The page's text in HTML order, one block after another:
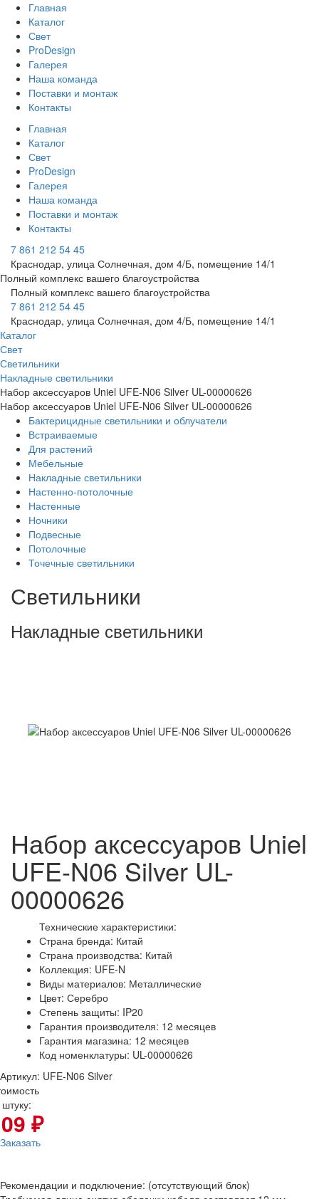
Главная
Каталог
Свет
ProDesign
Галерея
Наша команда
Поставки и монтаж
Контакты
Главная
Каталог
Свет
ProDesign
Галерея
Наша команда
Поставки и монтаж
Контакты
7 861 212 54 45
Краснодар, улица Солнечная, дом 4/Б, помещение 14/1
Полный комплекс вашего благоустройства
Полный комплекс вашего благоустройства
7 861 212 54 45
Краснодар, улица Солнечная, дом 4/Б, помещение 14/1
Каталог
Свет
Светильники
Накладные светильники
Набор аксессуаров Uniel UFE-N06 Silver UL-00000626
Набор аксессуаров Uniel UFE-N06 Silver UL-00000626
Бактерицидные светильники и облучатели
Встраиваемые
Для растений
Мебельные
Накладные светильники
Настенно-потолочные
Настенные
Ночники
Подвесные
Потолочные
Точечные светильники
Светильники
Накладные светильники
Набор аксессуаров Uniel
UFE-N06 Silver UL-
00000626
Технические характеристики:
Страна бренда: Китай
Страна производства: Китай
Коллекция: UFE-N
Виды материалов: Металлические
Цвет: Серебро
Степень защиты: IP20
Гарантия производителя: 12 месяцев
Гарантия магазина: 12 месяцев
Код номенклатуры: UL-00000626
Артикул: UFE-N06 Silver
₽
Заказать
Рекомендации и подключение: (отсутствующий блок)